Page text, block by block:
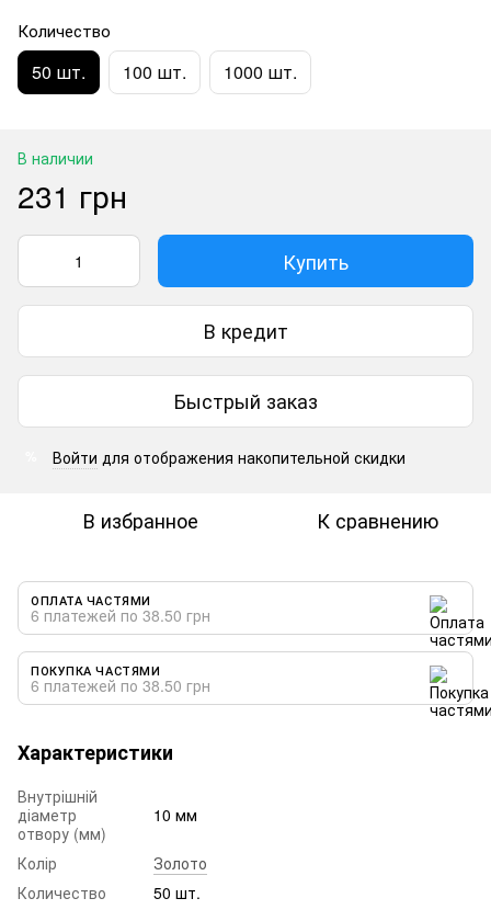
Количество
50 шт. 100 шт. 1000 шт.
В наличии
231 грн
Купить
В кредит
Быстрый заказ
Войти для отображения накопительной скидки
В избранное К сравнению
ОПЛАТА ЧАСТЯМИ
6 платежей по 38.50 грн
ПОКУПКА ЧАСТЯМИ
6 платежей по 38.50 грн
Характеристики
Внутрішній
діаметр
отвору (мм)
10 мм
Колір
Золото
Количество
50 шт.